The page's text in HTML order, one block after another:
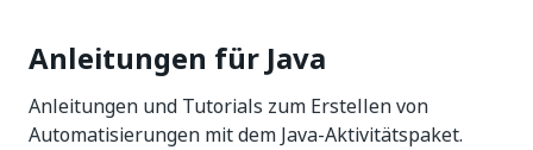
Anleitungen für Java
Anleitungen und Tutorials zum Erstellen von
Automatisierungen mit dem Java-Aktivitätspaket.